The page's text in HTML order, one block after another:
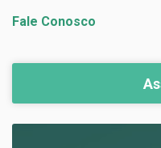
Fale Conosco